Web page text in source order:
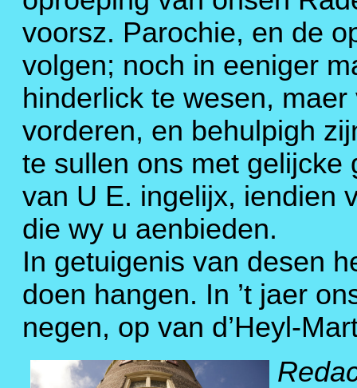
voorsz. Parochie, en de
volgen; noch in eeniger
hinderlick te wesen,
vorderen, en behulpigh
te sullen ons met gelijcke
van U E. ingelijx, iendien
die wy u aenbieden.
In getuigenis van desen
doen hangen. In ’t jaer
negen, op van d’Heyl-